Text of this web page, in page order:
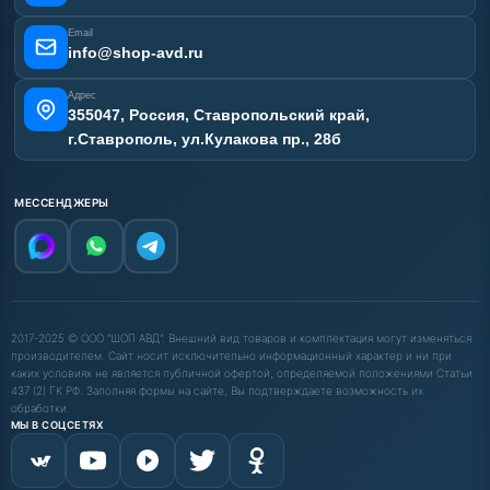
Email
info@shop-avd.ru
Адрес
355047, Россия, Ставропольский край,
г.Ставрополь, ул.Кулакова пр., 28б
МЕССЕНДЖЕРЫ
2017-2025 © ООО "ШОП АВД". Внешний вид товаров и комплектация могут изменяться
производителем. Сайт носит исключительно информационный характер и ни при
каких условиях не является публичной офертой, определяемой положениями Статьи
437 (2) ГК РФ. Заполняя формы на сайте, Вы подтверждаете возможность их
обработки.
МЫ В СОЦСЕТЯХ